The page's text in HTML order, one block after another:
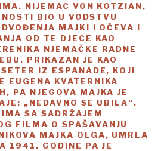
NIJEMAC VON KOTZIAN,
BIO U VODSTVU
MAJKI I OČEVA I
OD TE DJECE KAO
NJEMAČKE RADNE
PRIKAZAN JE KAO
IZ ESPANADE, KOJI
EUGENA KVATERNIKA
PA NJEGOVA MAJKA JE
„NEDAVNO SE UBILA“.
SA SADRŽAJEM
FILMA O SPAŠAVANJU
MAJKA OLGA, UMRLA
1941. GODINE PA JE